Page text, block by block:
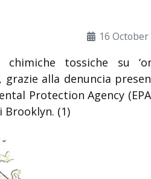
16 October
tossiche su
grazie alla denuncia
Protection Agency
(1)